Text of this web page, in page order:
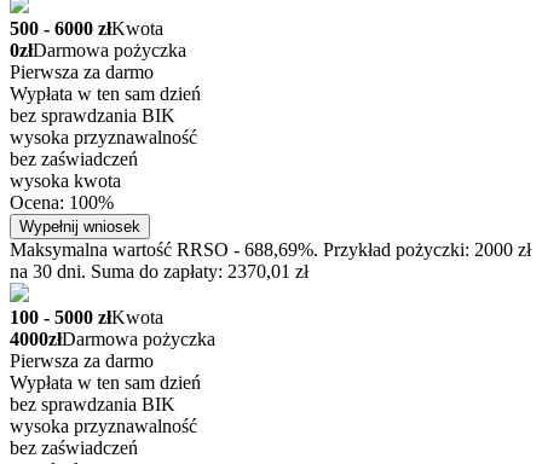
500 - 6000 złKwota
0złDarmowa pożyczka
Pierwsza za darmo
Wypłata w ten sam dzień
bez sprawdzania BIK
wysoka przyznawalność
bez zaświadczeń
wysoka kwota
Ocena: 100%
Wypełnij wniosek
Maksymalna wartość RRSO - 688,69%. Przykład pożyczki: 2000 zł
na 30 dni. Suma do zapłaty: 2370,01 zł
100 - 5000 złKwota
4000złDarmowa pożyczka
Pierwsza za darmo
Wypłata w ten sam dzień
bez sprawdzania BIK
wysoka przyznawalność
bez zaświadczeń